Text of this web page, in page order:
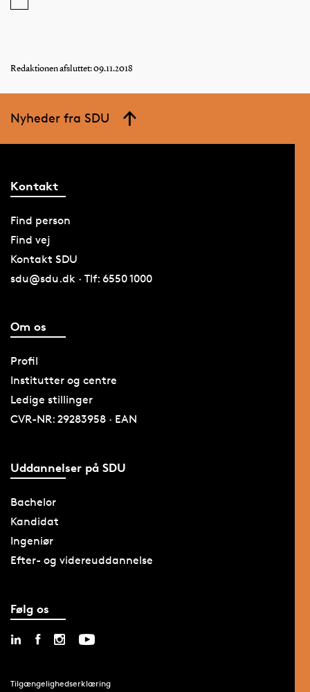
Redaktionen afsluttet: 09.11.2018
Nyheder fra SDU
Kontakt
Find person
Find vej
Kontakt SDU
sdu@sdu.dk · Tlf: 6550 1000
Om os
Profil
Institutter og centre
Ledige stillinger
CVR-NR: 29283958 · EAN
Uddannelser på SDU
Bachelor
Kandidat
Ingeniør
Efter- og videreuddannelse
Følg os
Tilgængelighedserklæring